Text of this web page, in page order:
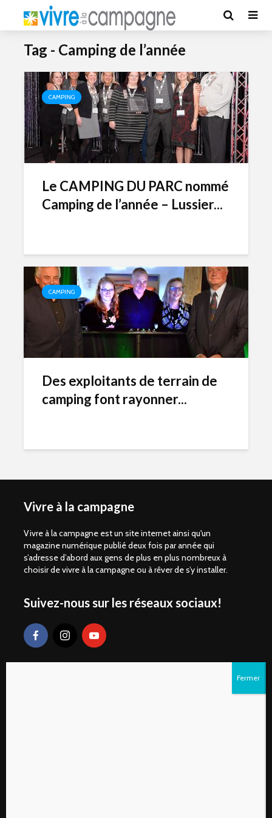
Tag - Camping de l’année
CAMPING
Le CAMPING DU PARC nommé
Camping de l’année – Lussier...
CAMPING
Des exploitants de terrain de
camping font rayonner...
Vivre à la campagne
Vivre à la campagne est un site internet ainsi qu'un
magazine numérique publié deux fois par année qui
s’adresse d’abord aux gens de plus en plus nombreux à
choisir de vivre à la campagne ou à rêver de s’y installer.
Suivez-nous sur les réseaux sociaux!